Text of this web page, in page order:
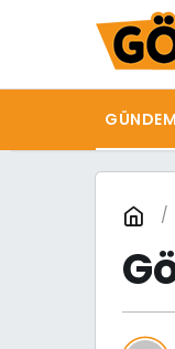
GÜNDEM